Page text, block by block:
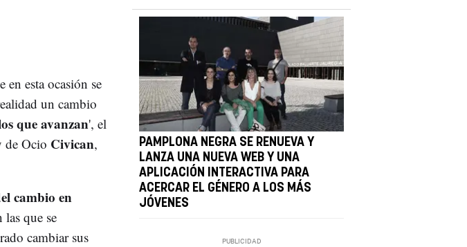
en esta ocasión se
un cambio
que avanzan', el
de Ocio Civican,
cambio en
las que se
cambiar sus
PAMPLONA NEGRA SE RENUEVA Y
LANZA UNA NUEVA WEB Y UNA
APLICACIÓN INTERACTIVA PARA
ACERCAR EL GÉNERO A LOS MÁS
JÓVENES